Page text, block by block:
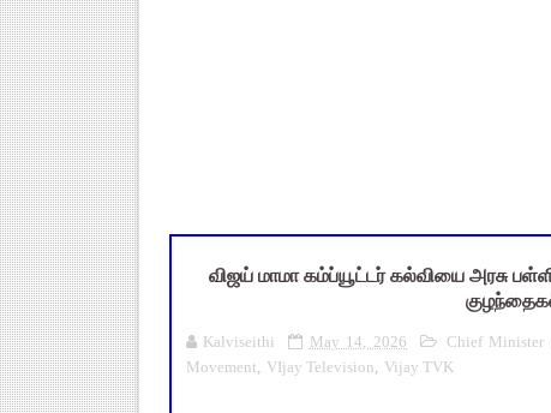
ஆசிரியர்கள் கவனத்திற்கு!
TN Teachers Leave Rules:
மக்கள் தொகை கணக்கெடுப்பு
விஜய் மாமா கம்ப்யூட்டர் கல்வியை அரசு
Kalviseithi May 14, 2026 Chief Minister
Movement, VIjay Television, Vijay TVK